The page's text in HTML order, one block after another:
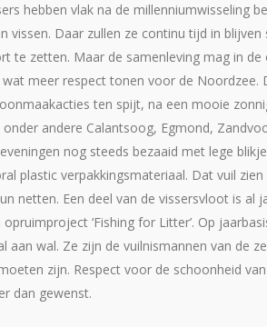
hebben vlak na de millenniumwisseling
vissen. Daar zullen ze continu tijd in
te zetten. Maar de samenleving mag in de
meer respect tonen voor de Noordzee.
ten spijt, na een mooie
onder andere Calantsoog, Egmond,
nog steeds bezaaid met lege
plastic verpakkingsmateriaal. Dat vuil
netten. Een deel van de vissersvloot is al
opruimproject ‘Fishing for Litter’. Op
aan wal. Ze zijn de vuilnismannen van de
zijn. Respect voor de schoonheid
dan gewenst.